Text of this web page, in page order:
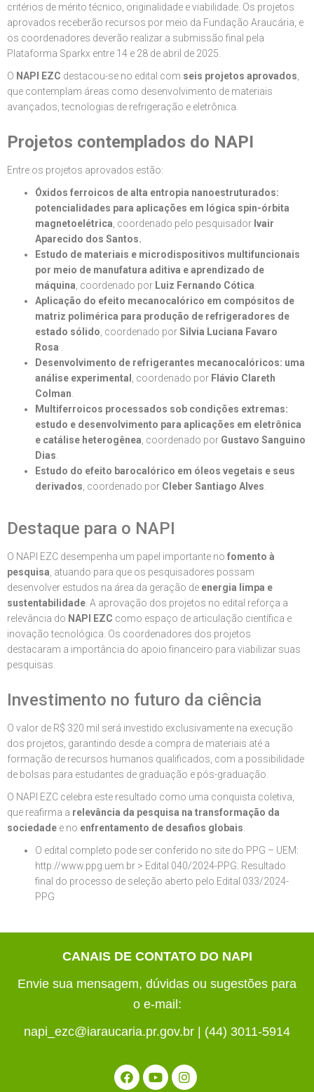
critérios de mérito técnico, originalidade e viabilidade. Os projetos
aprovados receberão recursos por meio da Fundação Araucária, e
os coordenadores deverão realizar a submissão final pela
Plataforma Sparkx entre 14 e 28 de abril de 2025.
O NAPI EZC destacou-se no edital com seis projetos aprovados
que contemplam áreas como desenvolvimento de materiais
avançados, tecnologias de refrigeração e eletrônica.
Projetos contemplados do NAPI
Entre os projetos aprovados estão:
Óxidos ferroicos de alta entropia nanoestruturados:
potencialidades para aplicações em lógica spin-órbita
magnetoelétrica , coordenado pelo pesquisador Ivair
Aparecido dos Santos.
Estudo de materiais e microdispositivos multifuncionais
por meio de manufatura aditiva e aprendizado de
máquina , coordenado por Luiz Fernando Cótica
Aplicação do efeito mecanocalórico em compósitos de
matriz polimérica para produção de refrigeradores de
estado sólido , coordenado porSilvia Luciana Favaro
Rosa
Desenvolvimento de refrigerantes mecanocalóricos: uma
análise experimental
, coordenado por Flávio Clareth
Colman
Multiferroicos processados sob condições extremas:
estudo e desenvolvimento para aplicações em eletrônica
e catálise heterogênea , coordenado por Gustavo Sanguino
Dias
Estudo do efeito barocalórico em óleos vegetais e seus
derivados , coordenado por Cleber Santiago Alves
Destaque para o NAPI
O NAPI EZC desempenha um papel importante no fomento à
pesquisa , atuando para que os pesquisadores possam
desenvolver estudos na área da geração de energia limpa e
sustentabilidade . A aprovação dos projetos no edital reforça a
relevância do NAPI EZC como espaço de articulação científica e
inovação tecnológica. Os coordenadores dos projetos
destacaram a importância do apoio financeiro para viabilizar suas
pesquisas.
Investimento no futuro da ciência
O valor de R$ 320 mil será investido exclusivamente na execução
dos projetos, garantindo desde a compra de materiais até a
formação de recursos humanos qualificados, com a possibilidade
de bolsas para estudantes de graduação e pós-graduação.
O NAPI EZC celebra este resultado como uma conquista coletiva,
que reafirma a relevância da pesquisa na transformação da
sociedade e no enfrentamento de desafios globais
O edital completo pode ser conferido no site do PPG – UEM:
http://www.ppg.uem.br > Edital 040/2024-PPG: Resultado
final do processo de seleção aberto pelo Edital 033/2024-
PPG
CANAIS DE CONTATO DO NAPI
Envie sua mensagem, dúvidas ou sugestões para
o e-mail:
napi_ezc@iaraucaria.pr.gov.br | (44) 3011-5914